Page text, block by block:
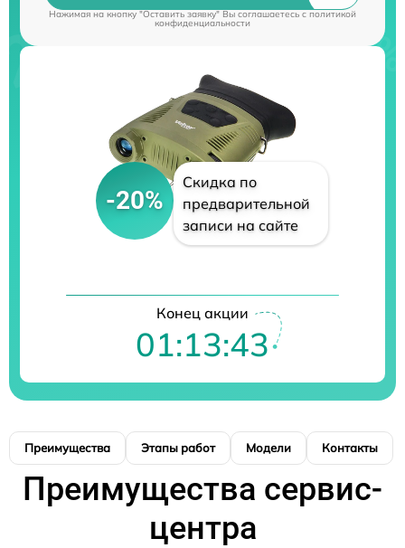
Нажимая на кнопку "Оставить заявку" Вы соглашаетесь cполитикой
конфиденциальности
-20%
Скидка по
предварительной
записи на сайте
Конец акции
01:13:42
Преимущества Этапы работ Модели Контакты
Преимущества сервис-
центра